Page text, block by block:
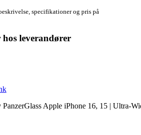
specifikationer og pris på
leverandører
Apple iPhone 16, 15 | Ultra-